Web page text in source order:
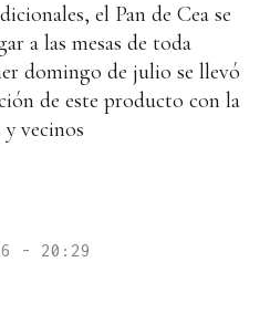
el Pan de Cea se
a las mesas de toda
domingo de julio se llevó
de este producto con la
vecinos
- 20:29